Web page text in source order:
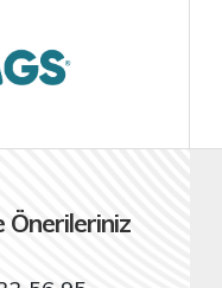
Önerileriniz